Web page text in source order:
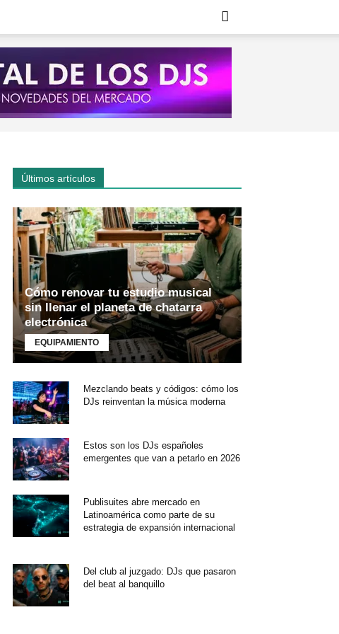
Últimos artículos
Cómo renovar tu estudio musical
sin llenar el planeta de chatarra
electrónica
EQUIPAMIENTO
Mezclando beats y códigos: cómo los
DJs reinventan la música moderna
Estos son los DJs españoles
emergentes que van a petarlo en 2026
Publisuites abre mercado en
Latinoamérica como parte de su
estrategia de expansión internacional
Del club al juzgado: DJs que pasaron
del beat al banquillo